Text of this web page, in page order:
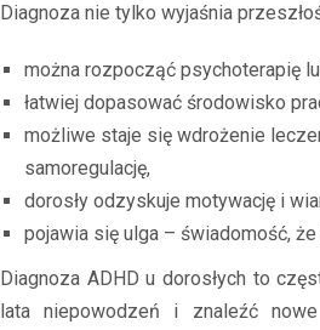
Diagnoza nie tylko wyjaśnia
można rozpocząć psychoterapię
łatwiej dopasować środowisko
możliwe staje się wdrożenie
samoregulację,
dorosły odzyskuje motywację i
pojawia się ulga – świadomość,
Diagnoza ADHD u dorosłych to
lata niepowodzeń i znaleźć